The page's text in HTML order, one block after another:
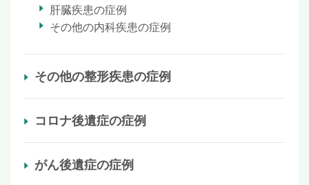
肝臓疾患の症例
その他の内科疾患の症例
その他の整形疾患の症例
コロナ後遺症の症例
がん後遺症の症例